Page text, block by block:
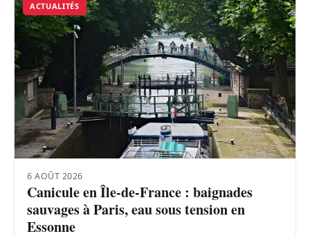
ACTUALITÉS
6 AOÛT 2026
Canicule en Île-de-France : baignades
sauvages à Paris, eau sous tension en
Essonne